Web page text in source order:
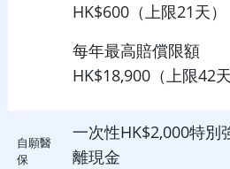
HK$600（上限21天）
每年最高賠償限額
HK$18,900（上限42天
自願醫
保
一次性HK$2,000特別
離現金